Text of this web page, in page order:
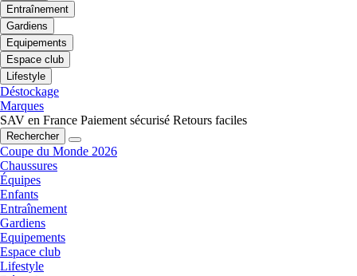
Entraînement
Gardiens
Equipements
Espace club
Lifestyle
Déstockage
Marques
SAV en France Paiement sécurisé Retours faciles
Rechercher
Coupe du Monde 2026
Chaussures
Équipes
Enfants
Entraînement
Gardiens
Equipements
Espace club
Lifestyle